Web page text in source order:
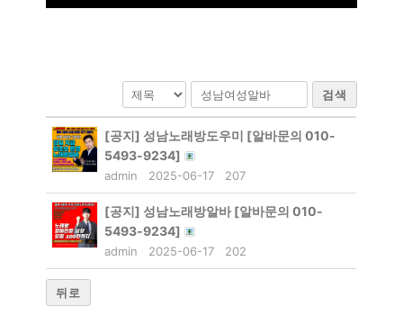
검색
[공지]성남노래방도우미 [알바문의 010-
5493-9234]
admin 2025-06-17 207
[공지]성남노래방알바 [알바문의 010-
5493-9234]
admin 2025-06-17 202
뒤로